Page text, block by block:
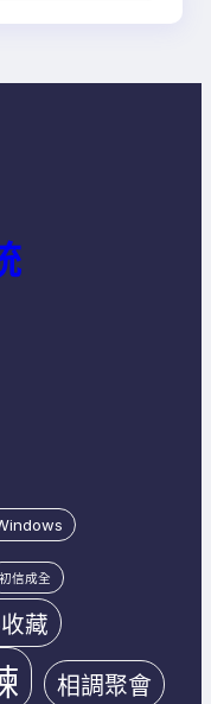
初信成全
藏
相調聚會